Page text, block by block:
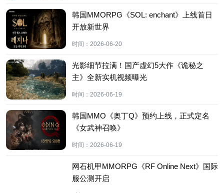
韩国MMORPG《SOL: enchant》上线首日
开放新世界
时间： 2026-06-20
光影细节拉满！国产虚幻5大作《诡秘之
主》全新实机视频曝光
时间： 2026-06-19
韩国MMO《奥丁Q》预约上线，正式定名
《女武神召唤》
时间： 2026-06-19
网石机甲MMORPG《RF Online Next》国际
服公测开启